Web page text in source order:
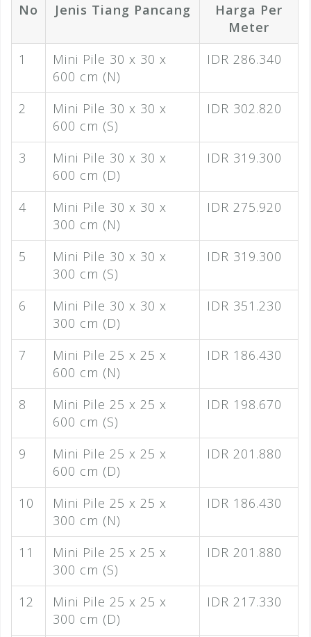
No Jenis Tiang Pancang
Harga Per
Meter
1
Mini Pile 30 x 30 x
600 cm (N)
IDR 286.340
2
Mini Pile 30 x 30 x
600 cm (S)
IDR 302.820
3
Mini Pile 30 x 30 x
600 cm (D)
IDR 319.300
4
Mini Pile 30 x 30 x
300 cm (N)
IDR 275.920
5
Mini Pile 30 x 30 x
300 cm (S)
IDR 319.300
6
Mini Pile 30 x 30 x
300 cm (D)
IDR 351.230
7
Mini Pile 25 x 25 x
600 cm (N)
IDR 186.430
8
Mini Pile 25 x 25 x
600 cm (S)
IDR 198.670
9
Mini Pile 25 x 25 x
600 cm (D)
IDR 201.880
10
Mini Pile 25 x 25 x
300 cm (N)
IDR 186.430
11
Mini Pile 25 x 25 x
300 cm (S)
IDR 201.880
12
Mini Pile 25 x 25 x
300 cm (D)
IDR 217.330